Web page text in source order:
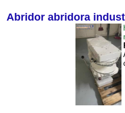
Abridor abridora